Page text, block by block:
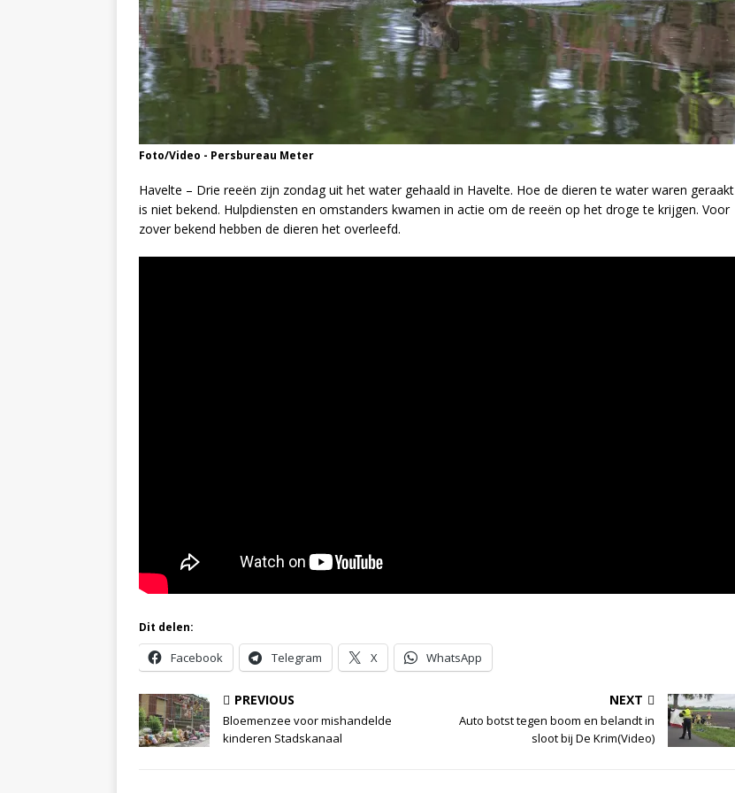
Foto/Video - Persbureau Meter
Havelte – Drie reeën zijn zondag uit het water gehaald in Havelte. Hoe de dieren te water waren geraakt
is niet bekend. Hulpdiensten en omstanders kwamen in actie om de reeën op het droge te krijgen. Voor
zover bekend hebben de dieren het overleefd.
Dit delen:
Facebook Telegram X WhatsApp
PREVIOUS
Bloemenzee voor mishandelde
kinderen Stadskanaal
NEXT
Auto botst tegen boom en belandt in
sloot bij De Krim(Video)